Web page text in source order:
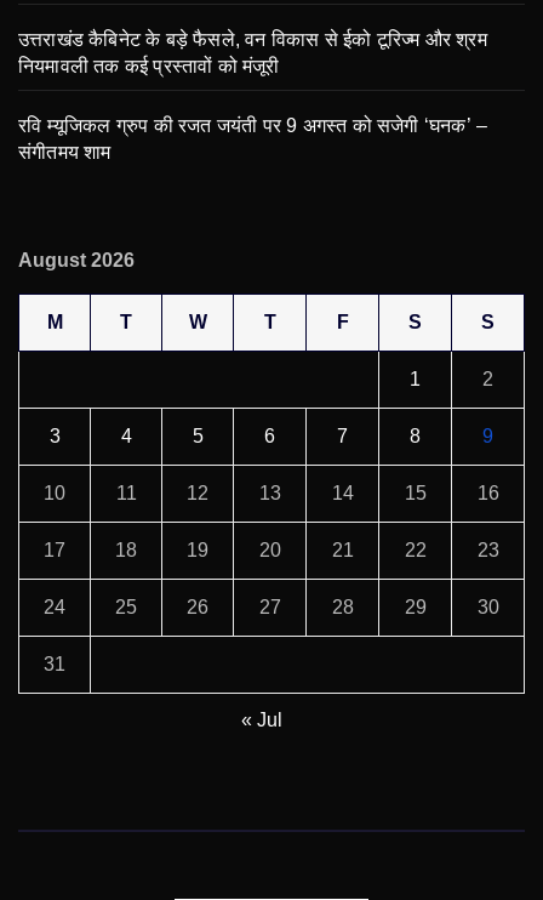
उत्तराखंड कैबिनेट के बड़े फैसले, वन विकास से ईको टूरिज्म और श्रम
नियमावली तक कई प्रस्तावों को मंजूरी
रवि म्यूजिकल ग्रुप की रजत जयंती पर 9 अगस्त को सजेगी ‘घनक’ –
संगीतमय शाम
August 2026
M T W T F S S
1 2
3 4 5 6 7 8 9
10 11 12 13 14 15 16
17 18 19 20 21 22 23
24 25 26 27 28 29 30
31
« Jul